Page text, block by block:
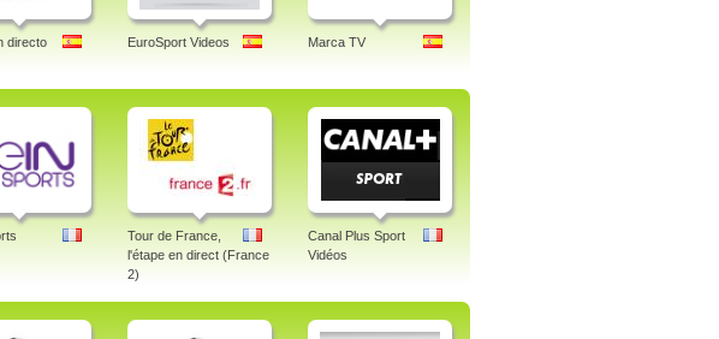
directo EuroSport Videos Marca TV
Tour de France,
l'étape en direct (France
2)
Canal Plus Sport
Vidéos